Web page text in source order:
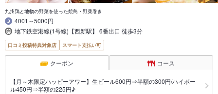
九州鶏と地物の野菜を使った焼鳥・野菜巻き
4001～5000円
地下鉄空港線(1号線)【西新駅】 6番出口 徒歩3分
口コミ投稿特典対象店 スマート支払い可
クーポン コース
【月～木限定ハッピーアワー】生ビール600円⇒半額の300円/ハイボー
ル450円⇒半額の225円♪